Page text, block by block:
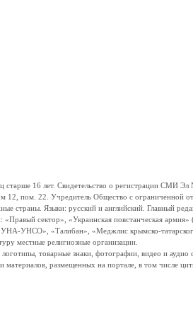
16 лет. Свидетельство о регистрации СМИ
12, пом. 22. Учредитель Общество с
страны. Языки: русский и английский. Главный
«Правый сектор», «Украинская
УНСО», «Талибан», «Меджлис крымско-
местные религиозные организации.
товарные знаки, фотографии, видео и
размещенных на портале, в том числе